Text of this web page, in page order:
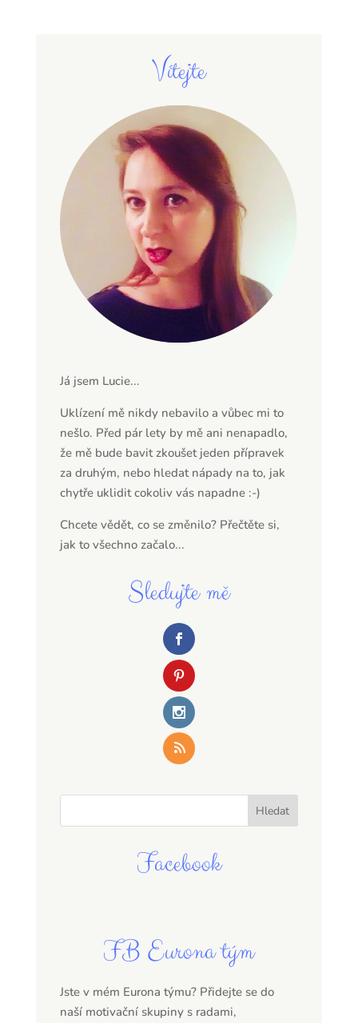
Vítejte
Já jsem Lucie...
Uklízení mě nikdy nebavilo a vůbec mi to
nešlo. Před pár lety by mě ani nenapadlo,
že mě bude bavit zkoušet jeden přípravek
za druhým, nebo hledat nápady na to, jak
chytře uklidit cokoliv vás napadne :-)
Chcete vědět, co se změnilo? Přečtěte si,
jak to všechno začalo...
Sledujte mě
Facebook
FB Eurona tým
Jste v mém Eurona týmu? Přidejte se do
naší motivační skupiny s radami,